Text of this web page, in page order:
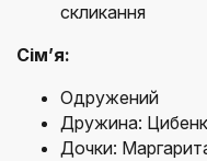
скликання
Сім’я:
Одружений
Дружина:
Дочки: